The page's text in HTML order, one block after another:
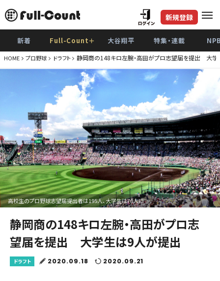
新規登録
新着 Full-Count＋ 大谷翔平 特集・連載
HOME プロ野球 ドラフト 静岡商の148キロ左腕・高田がプロ志望届を提出 大
高校生のプロ野球志望届提出者は195人、大学生は76人に
静岡商の148キロ左腕・高田がプロ志
望届を提出 大学生は9人が提出
ドラフト 2020.09.18 2020.09.21